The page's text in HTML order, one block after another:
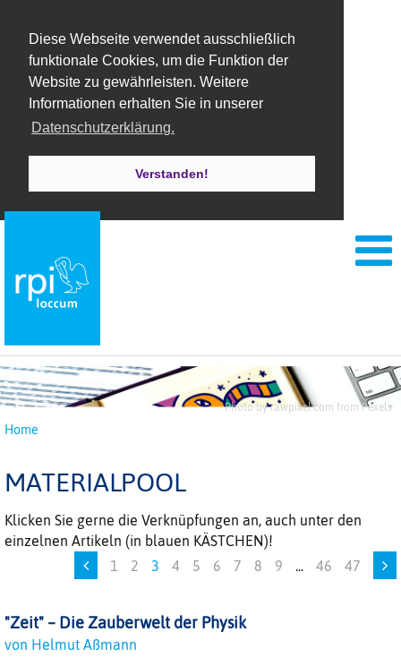
Diese Webseite verwendet ausschließlich
funktionale Cookies, um die Funktion der
Website zu gewährleisten. Weitere
Informationen erhalten Sie in unserer
Datenschutzerklärung.
Verstanden!
Photo by rawpixel.com from Pexels
Home
MATERIALPOOL
Klicken Sie gerne die Verknüpfungen an, auch unter den
einzelnen Artikeln (in blauen KÄSTCHEN)!
1
2 3 4 5 6 7 8 9 ... 46 47
"Zeit" – Die Zauberwelt der Physik
von Helmut Aßmann